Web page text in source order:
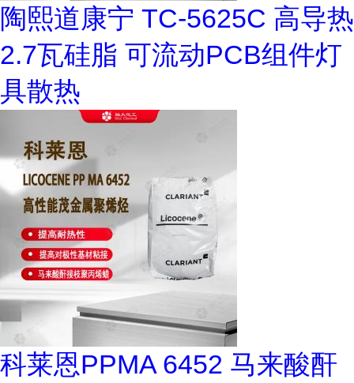
陶熙道康宁 TC-5625C 高导热
2.7瓦硅脂 可流动PCB组件灯
具散热
科莱恩PPMA 6452 马来酸酐